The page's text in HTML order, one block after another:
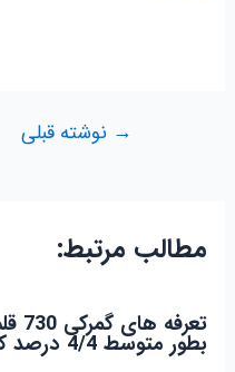
راهبری
→ نوشته قبلی
مطالب مرتبط:
بطور متوسط 4/4 درصد کاهش می باید